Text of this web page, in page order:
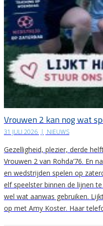
Vrouwen 2 kan nog wat
31 JULI 2026 | NIEUWS
Gezelligheid, plezier, derde
Vrouwen 2 van Rohda’76. En
en wedstrijden spelen op
elf speelster binnen de lijnen
wel wat aanwas gebruiken.
op met Amy Koster. Haar